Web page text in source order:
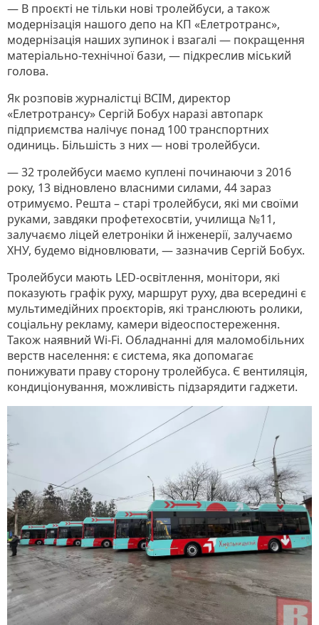
— В проєкті не тільки нові тролейбуси, а також
модернізація нашого депо на КП «Елетротранс»,
модернізація наших зупинок і взагалі — покращення
матеріально-технічної бази, — підкреслив міський
голова.
Як розповів журналістці ВСІМ, директор
«Елетротрансу» Сергій Бобух наразі автопарк
підприємства налічує понад 100 транспортних
одиниць. Більшість з них — нові тролейбуси.
— 32 тролейбуси маємо куплені починаючи з 2016
року, 13 відновлено власними силами, 44 зараз
отримуємо. Решта – старі тролейбуси, які ми своїми
руками, завдяки профетехосвтіи, училища №11,
залучаємо ліцей елетроніки й інженерії, залучаємо
ХНУ, будемо відновлювати, — зазначив Сергій Бобух.
Тролейбуси мають LED-освітлення, монітори, які
показують графік руху, маршрут руху, два всередині є
мультимедійних проєкторів, які транслюють ролики,
соціальну рекламу, камери відеоспостереження.
Також наявний Wi-Fi. Обладнанні для маломобільних
верств населення: є система, яка допомагає
понижувати праву сторону тролейбуса. Є вентиляція,
кондиціонування, можливість підзарядити гаджети.